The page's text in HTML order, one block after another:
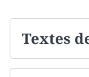
Textes